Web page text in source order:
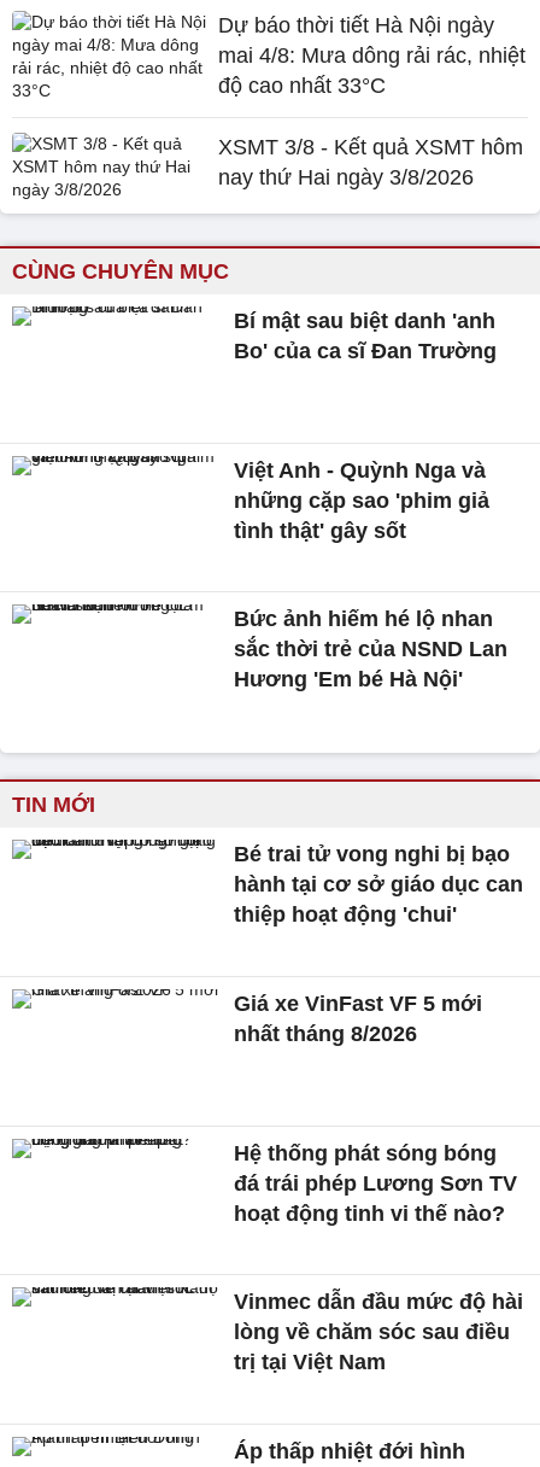
Dự báo thời tiết Hà Nội ngày
mai 4/8: Mưa dông rải rác, nhiệt
độ cao nhất 33°C
XSMT 3/8 - Kết quả XSMT hôm
nay thứ Hai ngày 3/8/2026
CÙNG CHUYÊN MỤC
Bí mật sau biệt danh 'anh
Bo' của ca sĩ Đan Trường
Việt Anh - Quỳnh Nga và
những cặp sao 'phim giả
tình thật' gây sốt
Bức ảnh hiếm hé lộ nhan
sắc thời trẻ của NSND Lan
Hương 'Em bé Hà Nội'
TIN MỚI
Bé trai tử vong nghi bị bạo
hành tại cơ sở giáo dục can
thiệp hoạt động 'chui'
Giá xe VinFast VF 5 mới
nhất tháng 8/2026
Hệ thống phát sóng bóng
đá trái phép Lương Sơn TV
hoạt động tinh vi thế nào?
Vinmec dẫn đầu mức độ hài
lòng về chăm sóc sau điều
trị tại Việt Nam
Áp thấp nhiệt đới hình